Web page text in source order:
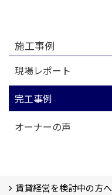
施工事例
現場レポート
完工事例
オーナーの声
賃貸経営を検討中の方へ